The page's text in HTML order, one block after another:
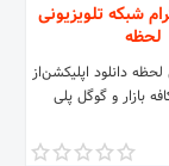
شبکه تلویزیونی
لحظه
لحظه دانلود اپلیکشن‌از
بازار و گوگل پلی